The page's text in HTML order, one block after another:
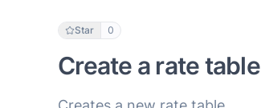
Star 0
Create a rate table